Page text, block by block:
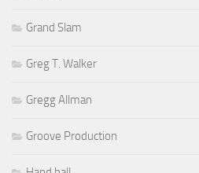
Grand Slam
Greg T. Walker
Gregg Allman
Groove Production